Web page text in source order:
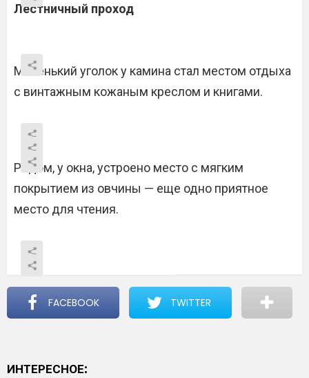
Лестничный проход
Маленький уголок у камина стал местом отдыха
с винтажным кожаным креслом и книгами.
Рядом, у окна, устроено место с мягким
покрытием из овчины — еще одно приятное
место для чтения.
FACEBOOK TWITTER
ИНТЕРЕСНОЕ: